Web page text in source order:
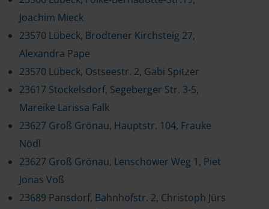
Joachim Mieck
23570 Lübeck, Brodtener Kirchsteig 27,
Alexandra Pape
23570 Lübeck, Ostseestr. 2, Gabi Spitzer
23617 Stockelsdorf, Segeberger Str. 3-5,
Mareike Larissa Falk
23627 Groß Grönau, Hauptstr. 104, Frauke
Nödl
23627 Groß Grönau, Lenschower Weg 1, Piet
Jonas Voß
23689 Pansdorf, Bahnhofstr. 2, Christoph Jürs